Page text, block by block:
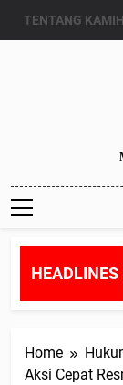
TENTANG KAMI
HEADLINES
Juli
Home
Aksi Cepat